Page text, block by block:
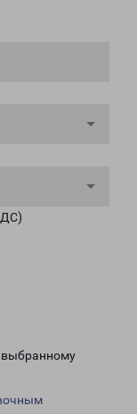
выбранному